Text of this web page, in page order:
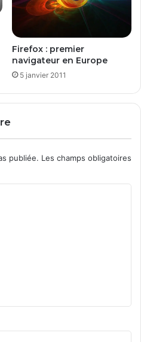
Firefox : premier
navigateur en Europe
5 janvier 2011
publiée. Les champs obligatoires